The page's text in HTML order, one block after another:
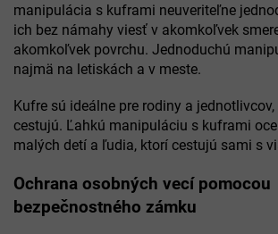
manipulácia s kuframi neuveriteľne
ich bez námahy viesť v akomkoľvek
akomkoľvek povrchu. Jednoduchú
najmä na letiskách a v meste.
Kufre sú ideálne pre rodiny a
cestujú. Ľahkú manipuláciu s kuframi
malých detí a ľudia, ktorí cestujú sami s
Ochrana osobných vecí pomocou
bezpečnostného zámku